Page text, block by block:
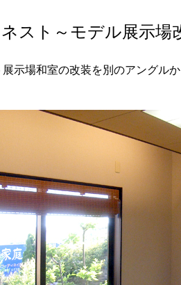
スト～モデル展示場
示場和室の改装を別のアングルか